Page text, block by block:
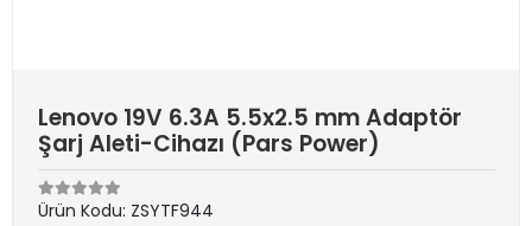
Lenovo 19V 6.3A 5.5x2.5 mm Adaptör
Şarj Aleti-Cihazı (Pars Power)
Ürün Kodu: ZSYTF944